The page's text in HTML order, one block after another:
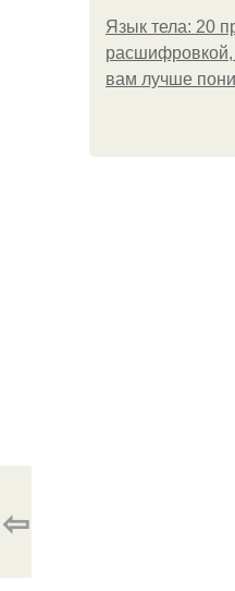
Язык тела: 20
расшифровкой,
вам лучше
⇦